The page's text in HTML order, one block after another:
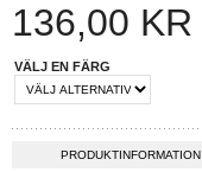
136,00 KR
VÄLJ EN FÄRG
PRODUKTINFORMATION